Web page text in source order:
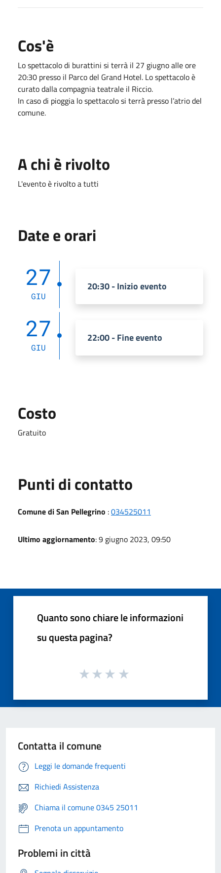
Cos'è
Lo spettacolo di burattini si terrà il 27 giugno alle ore
20:30 presso il Parco del Grand Hotel. Lo spettacolo è
curato dalla compagnia teatrale il Riccio.
In caso di pioggia lo spettacolo si terrà presso l’atrio del
comune.
A chi è rivolto
L'evento è rivolto a tutti
Date e orari
27
GIU
20:30 - Inizio evento
27
GIU
22:00 - Fine evento
Costo
Gratuito
Punti di contatto
Comune di San Pellegrino :034525011
Ultimo aggiornamento: 9 giugno 2023, 09:50
Quanto sono chiare le informazioni
su questa pagina?
Contatta il comune
Leggi le domande frequenti
Richiedi Assistenza
Chiama il comune 0345 25011
Prenota un appuntamento
Problemi in città